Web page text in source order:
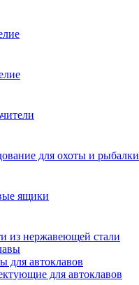
для охоты и рыбалки
ящики
из нержавеющей стали
для автоклавов
для автоклавов